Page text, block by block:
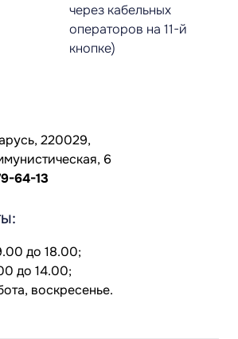
через кабельных
операторов на 11-й
кнопке)
220029,
6
64-13
до 18.00;
до 14.00;
воскресенье.